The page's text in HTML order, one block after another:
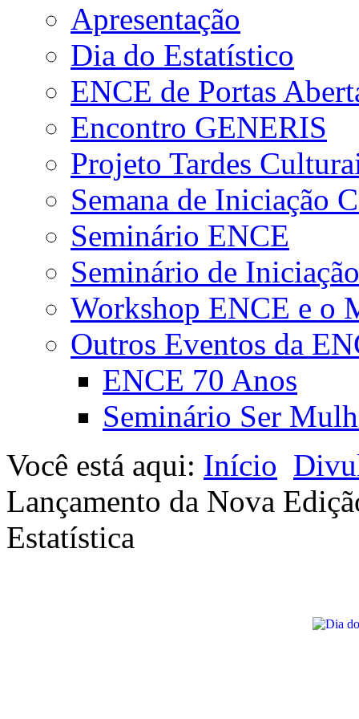
Apresentação
Dia do Estatístico
ENCE de Portas
Encontro GENERIS
Projeto Tardes
Semana de Iniciação
Seminário ENCE
Seminário de
Workshop ENCE e o
Outros Eventos da
ENCE 70 Anos
Seminário Ser
Você está aqui: Início
Lançamento da Nova
Estatística